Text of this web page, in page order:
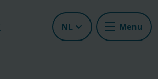
NL Menu